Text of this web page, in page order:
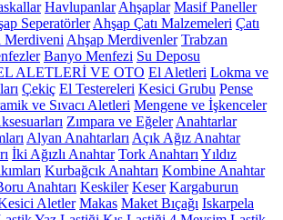
Havlupanlar Ahşaplar Masif Paneller
Seperatörler Ahşap Çatı Malzemeleri Çatı
Merdiveni Ahşap Merdivenler Trabzan
Banyo Menfezi Su Deposu
ALETLERİ VE OTO El Aletleri Lokma ve
Çekiç El Testereleri Kesici Grubu Pense
ve Sıvacı Aletleri Mengene ve İşkenceler
Zımpara ve Eğeler Anahtarlar
Alyan Anahtarları Açık Ağız Anahtar
İki Ağızlı Anahtar Tork Anahtarı Yıldız
Kurbağcık Anahtarı Kombine Anahtar
Anahtarı Keskiler Keser Kargaburun
Aletler Makas Maket Bıçağı Iskarpela